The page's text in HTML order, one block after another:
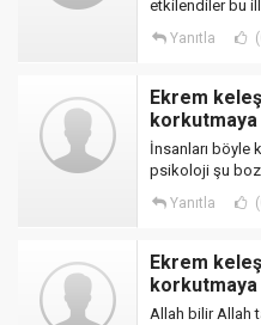
etkilendiler bu
Yanıtla
Ekrem
korkutmaya
İnsanları böyle
psikoloji şu
Yanıtla
Ekrem
korkutmaya
Allah bilir Allah